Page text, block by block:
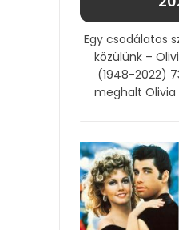
Egy csodálatos
közülünk –
(1948-2022)
meghalt Olivia